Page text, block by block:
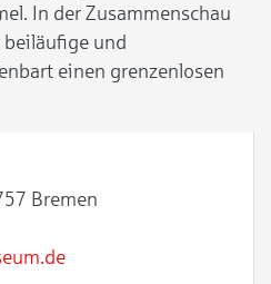
In der Zusammenschau
beiläufige und
einen grenzenlosen
Bremen